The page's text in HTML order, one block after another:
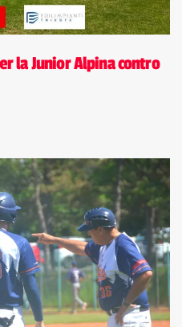
la Junior Alpina contro